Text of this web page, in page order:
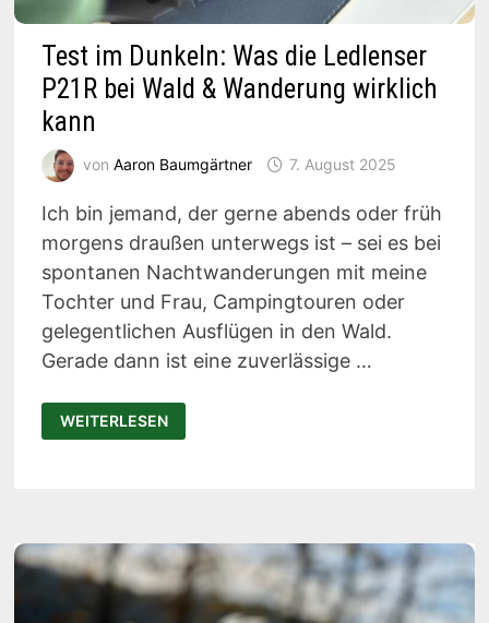
Test im Dunkeln: Was die Ledlenser
P21R bei Wald & Wanderung wirklich
kann
von Aaron Baumgärtner 7. August 2025
Ich bin jemand, der gerne abends oder früh
morgens draußen unterwegs ist – sei es bei
spontanen Nachtwanderungen mit meine
Tochter und Frau, Campingtouren oder
gelegentlichen Ausflügen in den Wald.
Gerade dann ist eine zuverlässige …
TEST
IM
DUNKELN:
&
WANDERUNG
WIRKLICH
WEITERLESEN